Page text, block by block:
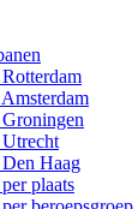
Haag
plaats